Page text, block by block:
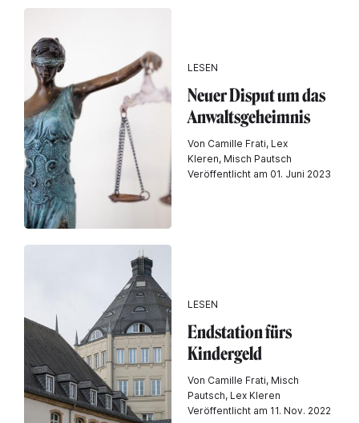
LESEN
Neuer Disput um das
Anwaltsgeheimnis
Von Camille Frati, Lex
Kleren, Misch Pautsch
Veröffentlicht am 01. Juni 2023
LESEN
Endstation fürs
Kindergeld
Von Camille Frati, Misch
Pautsch, Lex Kleren
Veröffentlicht am 11. Nov. 2022